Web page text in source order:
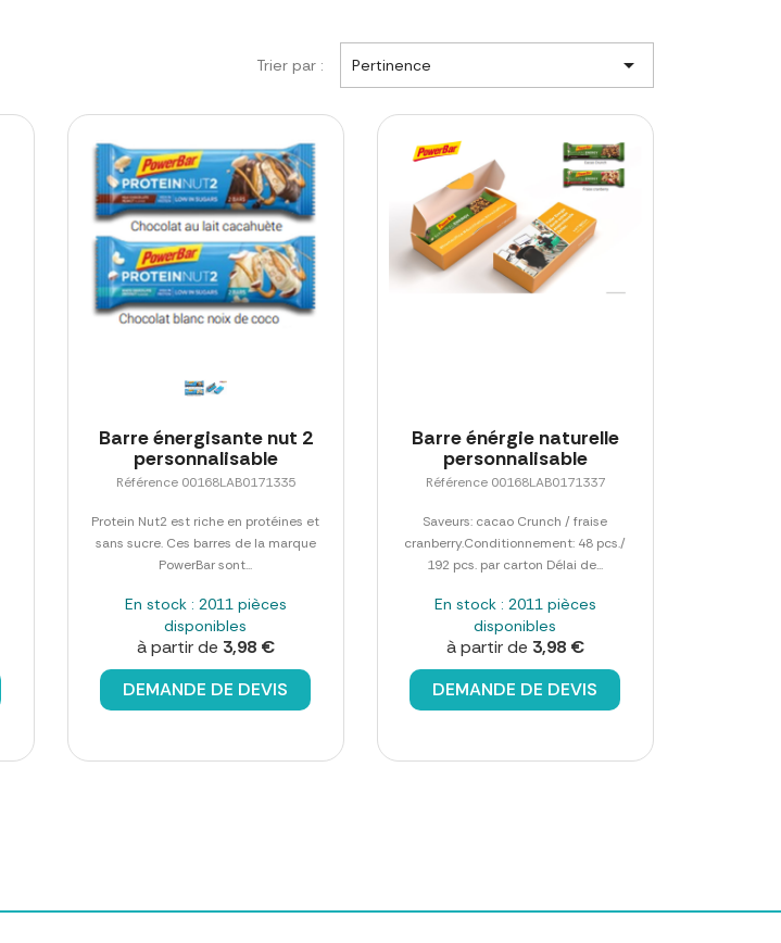
Trier par : Pertinence 
Barre énergisante nut 2
personnalisable
Référence 00168LAB0171335
Protein Nut2 est riche en protéines et
sans sucre. Ces barres de la marque
PowerBar sont...
En stock : 2011 pièces
disponibles
à partir de 3,98 €
DEMANDE DE DEVIS
Barre énérgie naturelle
personnalisable
Référence 00168LAB0171337
Saveurs: cacao Crunch / fraise
cranberry.Conditionnement: 48 pcs./
192 pcs. par carton Délai de...
En stock : 2011 pièces
disponibles
à partir de 3,98 €
DEMANDE DE DEVIS